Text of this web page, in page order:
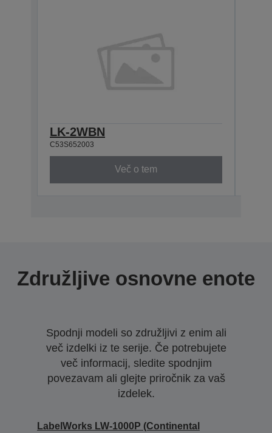
LK-2WBN
C53S652003
Več o tem
Združljive osnovne enote
Spodnji modeli so združljivi z enim ali
več izdelki iz te serije. Če potrebujete
več informacij, sledite spodnjim
povezavam ali glejte priročnik za vaš
izdelek.
LabelWorks LW-1000P (Continental